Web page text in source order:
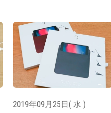
2019年09月25日( 水 )